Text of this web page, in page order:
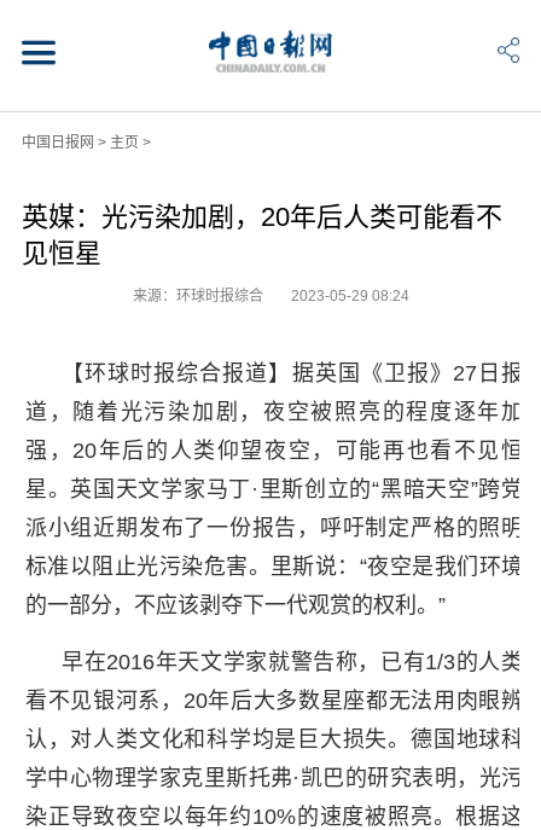
中国日报网 > 主页>
英媒：光污染加剧，20年后人类可能看不
见恒星
来源：环球时报综合 2023-05-29 08:24
【环球时报综合报道】据英国《卫报》27日报
道，随着光污染加剧，夜空被照亮的程度逐年加
强，20年后的人类仰望夜空，可能再也看不见恒
星。英国天文学家马丁·里斯创立的“黑暗天空”跨党
派小组近期发布了一份报告，呼吁制定严格的照明
标准以阻止光污染危害。里斯说：“夜空是我们环境
的一部分，不应该剥夺下一代观赏的权利。”
早在2016年天文学家就警告称，已有1/3的人类
看不见银河系，20年后大多数星座都无法用肉眼辨
认，对人类文化和科学均是巨大损失。德国地球科
学中心物理学家克里斯托弗·凯巴的研究表明，光污
染正导致夜空以每年约10%的速度被照亮。根据这